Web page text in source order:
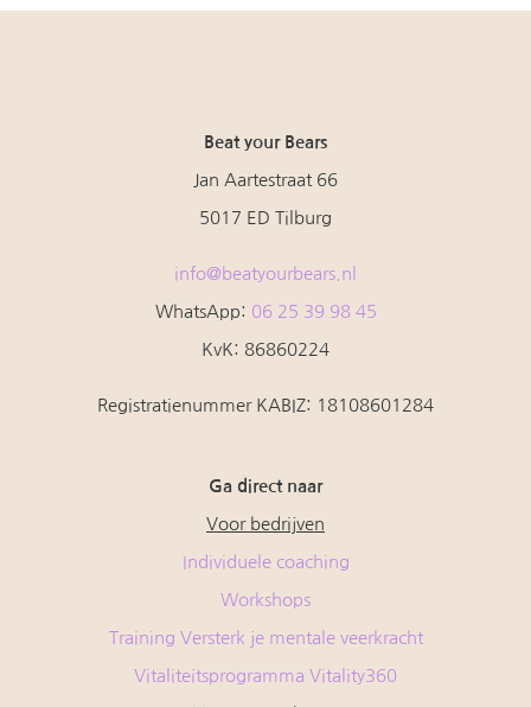
Beat your Bears
Jan Aartestraat 66
5017 ED Tilburg
info@beatyourbears.nl
WhatsApp: 06 25 39 98 45
KvK: 86860224
Registratienummer KABIZ: 18108601284
Ga direct naar
Voor bedrijven
Individuele coaching
Workshops
Training Versterk je mentale veerkracht
Vitaliteitsprogramma Vitality360